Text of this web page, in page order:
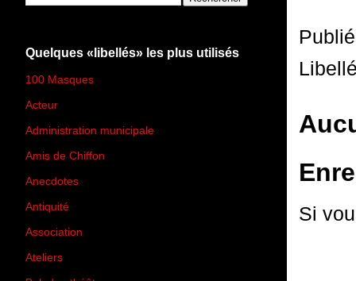
Si
Quelques «libellés» les plus utilisés
100 Masques
Acteur
Administration municipale
Amis de Chiffon
Anecdotes
Antiquité
Association
Ateliers